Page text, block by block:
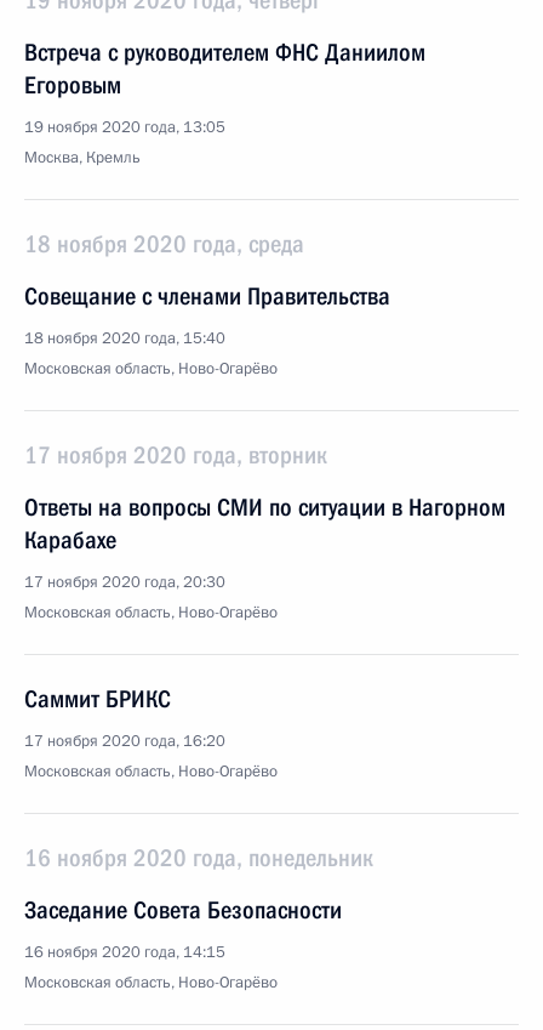
Встреча с руководителем ФНС Даниилом
Егоровым
19 ноября 2020 года, 13:05
Москва, Кремль
18 ноября 2020 года, среда
Совещание с членами Правительства
18 ноября 2020 года, 15:40
Московская область, Ново-Огарёво
17 ноября 2020 года, вторник
Ответы на вопросы СМИ по ситуации в Нагорном
Карабахе
17 ноября 2020 года, 20:30
Московская область, Ново-Огарёво
Саммит БРИКС
17 ноября 2020 года, 16:20
Московская область, Ново-Огарёво
16 ноября 2020 года, понедельник
Заседание Совета Безопасности
16 ноября 2020 года, 14:15
Московская область, Ново-Огарёво